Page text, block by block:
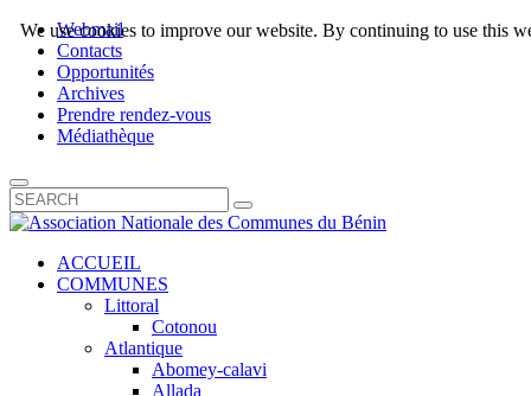
Webmail
Contacts
Opportunités
Archives
Prendre rendez-vous
Médiathèque
ACCUEIL
COMMUNES
Littoral
Cotonou
Atlantique
Abomey-calavi
Allada
We use cookies to improve our website. By continuing to use this